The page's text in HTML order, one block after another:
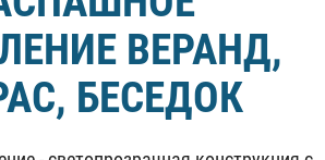
ВЕРАНД,
БЕСЕДОК